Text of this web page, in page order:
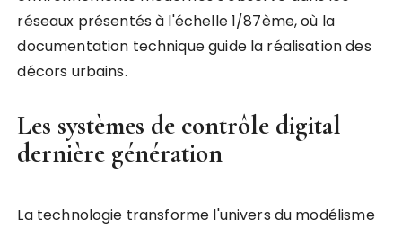
réseaux présentés à l'échelle 1/87ème, où la
documentation technique guide la réalisation des
décors urbains.
Les systèmes de contrôle digital
dernière génération
La technologie transforme l'univers du modélisme